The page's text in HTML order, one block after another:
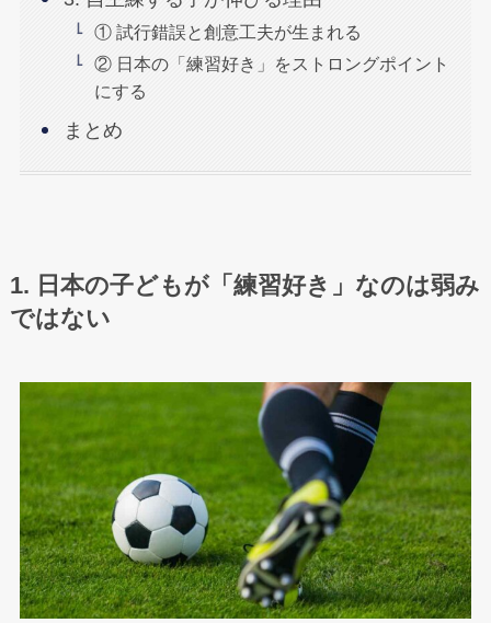
① 試行錯誤と創意工夫が生まれる
② 日本の「練習好き」をストロングポイント
にする
まとめ
1. 日本の子どもが「練習好き」なのは弱み
ではない